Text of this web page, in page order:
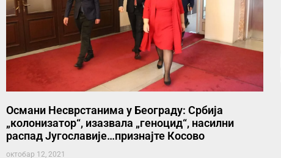
Османи Несврстанима у Београду: Србија
„колонизатор“, изазвала „геноцид“, насилни
распад Југославије…признајте Косово
октобар 12, 2021